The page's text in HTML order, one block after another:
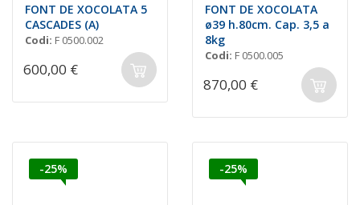
FONT DE XOCOLATA 5
CASCADES (A)
Codi: F 0500.002
600,00 €
FONT DE XOCOLATA
ø39 h.80cm. Cap. 3,5 a
8kg
Codi: F 0500.005
870,00 €
-25% -25%